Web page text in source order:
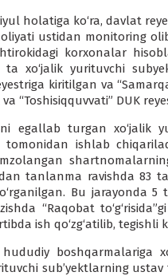
holatiga ko‘ra, davlat
ustidan monitoring
korxonalar
xo‘ja­lik yurituvchi
kiritilgan va
va “Toshisiqquvvati” DUK
egallab turgan xo‘jalik
ishlab
imzolangan
tanlanma ra­vishda 83
o‘rganilgan. Bu jarayonda
“Raqo­bat
ish qo‘zg‘atilib, te­gishli
boshqarmalariga
sub’­yektlarning